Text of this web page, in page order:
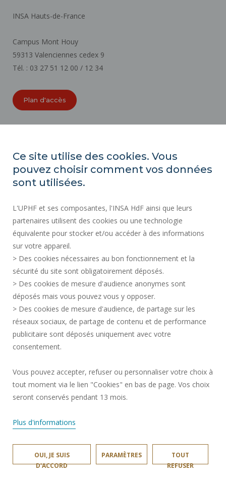
INSA Hauts-de-France
Campus Mont Houy
59313 Valenciennes cedex 9
Tél. : 03 27 51 12 00 / 12 34
Plan d'accès
INDEX ÉGALITÉ PROFESSIONNELLE
PLAN DU SITE
DONNÉES PERSONNELLES
MARCHÉS PUBLICS
MENTIONS LÉGALES
RECRUTEMENTS
CRÉDITS
ESPACE PRESSE
SERVICES PUBLICS +
CONTACTS
GESTION DES COOKIES
Rejoignez-nous!
Ce site utilise des cookies. Vous
pouvez choisir comment vos données
sont utilisées.
L'UPHF et ses composantes, l'INSA HdF ainsi que leurs
partenaires utilisent des cookies ou une technologie
équivalente pour stocker et/ou accéder à des informations
sur votre appareil.
> Des cookies nécessaires au bon fonctionnement et la
sécurité du site sont obligatoirement déposés.
> Des cookies de mesure d'audience anonymes sont
déposés mais vous pouvez vous y opposer.
> Des cookies de mesure d'audience, de partage sur les
réseaux sociaux, de partage de contenu et de performance
publicitaire sont déposés uniquement avec votre
consentement.
Vous pouvez accepter, refuser ou personnaliser votre choix à
tout moment via le lien "Cookies" en bas de page. Vos choix
seront conservés pendant 13 mois.
Plus d'informations
OUI, JE SUIS
D'ACCORD
PARAMÈTRES
TOUT
REFUSER